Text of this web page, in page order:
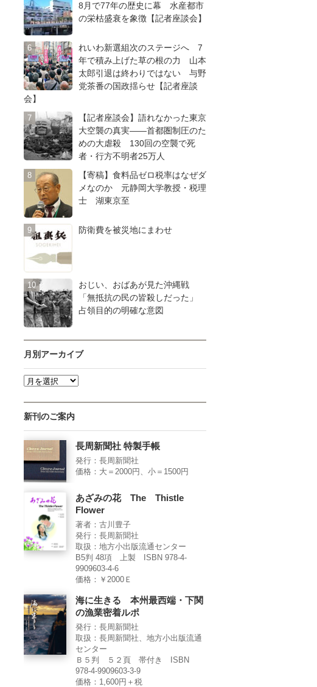
8月で77年の歴史に幕 水産都市
の栄枯盛衰を象徴【記者座談会】
れいわ新選組次のステージへ 7
年で積み上げた草の根の力 山本
太郎引退は終わりではない 与野
党茶番の国政揺らせ【記者座談
会】
【記者座談会】語れなかった東京
大空襲の真実――首都圏制圧のた
めの大虐殺 130回の空襲で死
者・行方不明者25万人
【寄稿】食料品ゼロ税率はなぜダ
メなのか 元静岡大学教授・税理
士 湖東京至
防衛費を被災地にまわせ
おじい、おばあが見た沖縄戦
「無抵抗の民の皆殺しだった」
占領目的の明確な意図
月別アーカイブ
新刊のご案内
長周新聞社 特製手帳
発行：長周新聞社
価格：大＝2000円、小＝1500円
あざみの花 The Thistle
Flower
著者：古川豊子
発行：長周新聞社
取扱：地方小出版流通センター
B5判 48項 上製 ISBN 978-4-
9909603-4-6
価格：￥2000Ｅ
海に生きる 本州最西端・下関
の漁業密着ルポ
発行：長周新聞社
取扱：長周新聞社、地方小出版流通
センター
Ｂ５判 ５２頁 帯付き ISBN
978-4-9909603-3-9
価格：1,600円＋税